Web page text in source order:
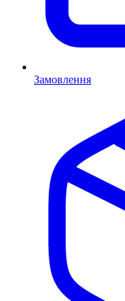
Замовлення